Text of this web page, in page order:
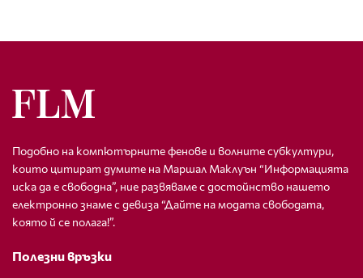
Подобно на компютърните фенове и волните субкултури,
които цитират думите на Маршал Маклуън “Информацията
иска да е свободна”, ние развяваме с достойнство нашето
електронно знаме с девиза “Дайте на модата свободата,
която й се полага!”.
Полезни връзки